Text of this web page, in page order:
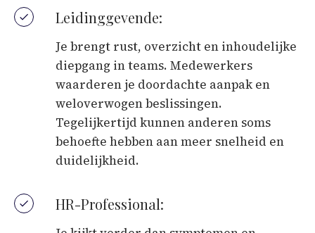
Leidinggevende:
Je brengt rust, overzicht en inhoudelijke
diepgang in teams. Medewerkers
waarderen je doordachte aanpak en
weloverwogen beslissingen.
Tegelijkertijd kunnen anderen soms
behoefte hebben aan meer snelheid en
duidelijkheid.
HR-Professional: